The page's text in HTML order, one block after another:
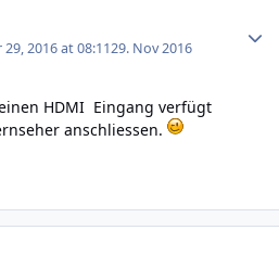
2016 at 08:1129. Nov 2016
HDMI Eingang verfügt
anschliessen.